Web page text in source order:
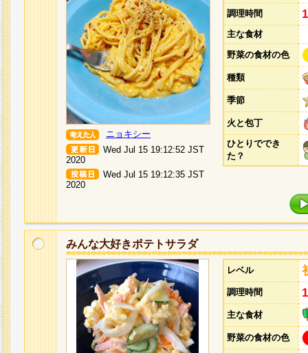
ニョキシー
Wed Jul 15 19:12:52 JST
2020
Wed Jul 15 19:12:35 JST
2020
調理時間
主な食材
野菜の食材の色
種類
季節
火と包丁
ひとりででき
た？
みんな大好きポテトサラダ
レベル
調理時間
主な食材
野菜の食材の色